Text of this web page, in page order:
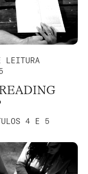
LEITURA
4 E 5